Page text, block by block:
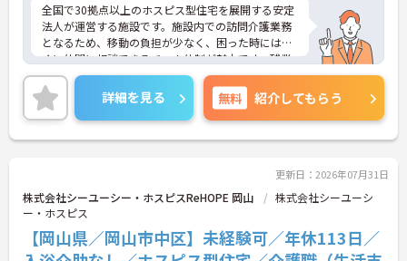
全国で30拠点以上のホスピス型住宅を展開する安定
法人が運営する施設です。施設内での訪問介護業務
となるため、移動の負担が少なく、困った時にはす
ぐに仲間に相談できるチーム体制が魅力です。残業
は全社平均残業月5時間程度と少なく、3日以上の連
続休暇で支援金が支給される独自の制度や、美容皮
膚科などの割引が受けられる福利厚生も充実してい
ます。ホスピスケアが初めてでも、充実した入社時
研修と資格取得支援制度を活用し、専門性を高めな
す。ご入居者さまの生きる喜びに寄り添いながらチ
ームで協力しながらより良いケアを提供したい方に
ぴったりの環境です。
★おすすめPOINT★
【「看取り・難病ケアのプロ」として成長できる環
詳細を見る 無料 紹介してもらう
更新日：2026年07月31日
株式会社シーユーシー・ホスピスReHOPE 岡山
株式会社シーユーシ
ー・ホスピス
【岡山県／岡山市中区】未経験可／年休113日／